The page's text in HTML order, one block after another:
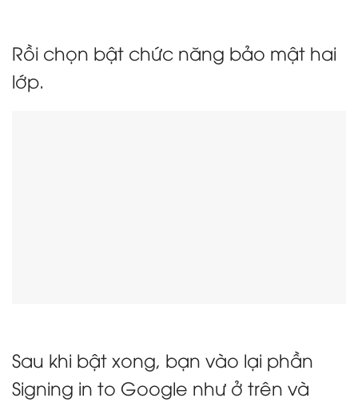
Rồi chọn bật chức năng bảo mật hai
lớp.
Sau khi bật xong, bạn vào lại phần
Signing in to Google như ở trên và